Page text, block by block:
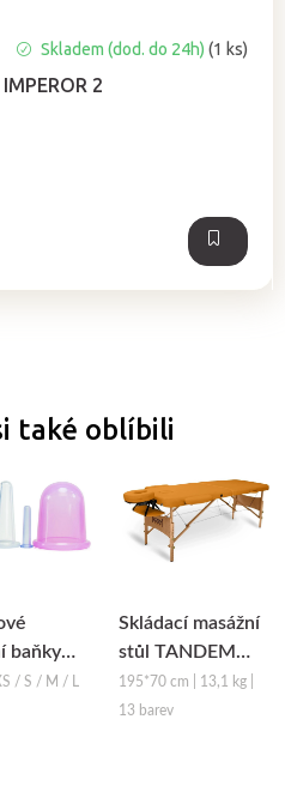
2
Skladem (dod. do 24h) (1 ks)
také oblíbili
baňky
/ S / M / L
Skládací masážní
stůl TANDEM
Basic-2
195*70 cm | 13,1 kg |
13 barev